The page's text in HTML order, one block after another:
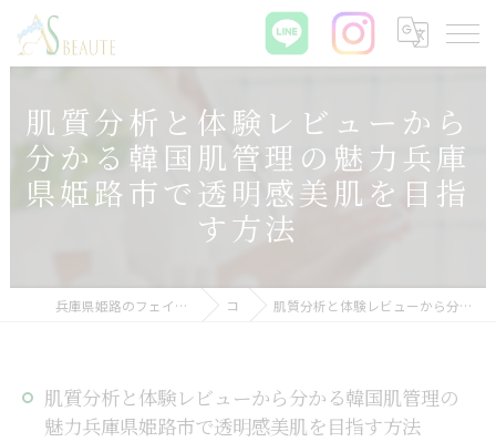
肌質分析と体験レビューから
分かる韓国肌管理の魅力兵庫
県姫路市で透明感美肌を目指
す方法
兵庫県姫路のフェイシャルエステなら肌質改善サロン ASBEAUTE コラム 肌質分析と体験レビューから分かる韓国肌管理の魅力兵庫県姫路市で透明感美肌を目指す方法
肌質分析と体験レビューから分かる韓国肌管理の
魅力兵庫県姫路市で透明感美肌を目指す方法